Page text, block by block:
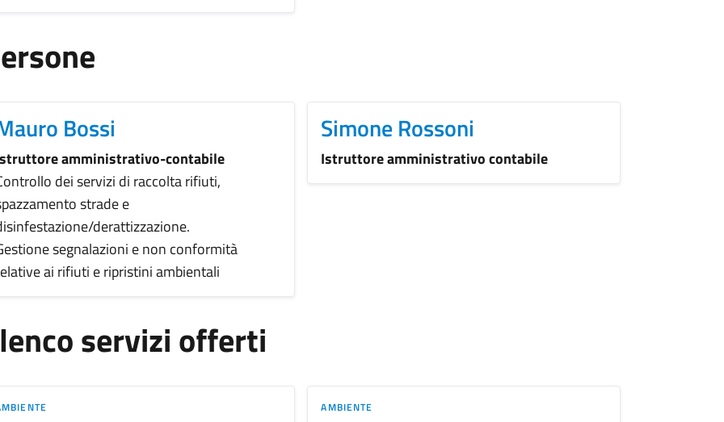
Bossi
amministrativo-contabile
dei servizi di raccolta rifiuti,
strade e
derattizzazione.
segnalazioni e non conformità
ai rifiuti e ripristini ambientali
Simone Rossoni
Istruttore amministrativo contabile
servizi offerti
AMBIENTE